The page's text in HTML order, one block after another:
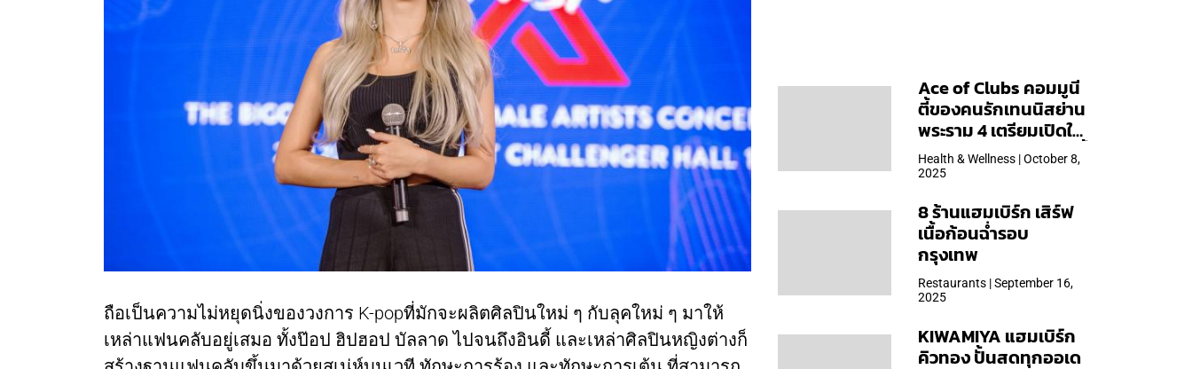
ถือเป็นความไม่หยุดนิ่งของวงการ K-popที่มักจะผลิตศิลปินใหม่ ๆ กับลุคใหม่ ๆ มาให้
เหล่าแฟนคลับอยู่เสมอ ทั้งป๊อป ฮิปฮอป บัลลาด ไปจนถึงอินดี้ และเหล่าศิลปินหญิงต่างก็
Ace of Clubs คอมมูนี
ตี้ของคนรักเทนนิสย่าน
พระราม 4 เตรียมเปิดให้
บริการวันแรก 19 ต.ค. นี้
Health & Wellness | October 8,
2025
8 ร้านแฮมเบิร์ก เสิร์ฟ
เนื้อก้อนฉ่ำรอบ
กรุงเทพ
Restaurants | September 16,
2025
KIWAMIYA แฮมเบิร์ก
คิวทอง ปั้นสดทุกออเด